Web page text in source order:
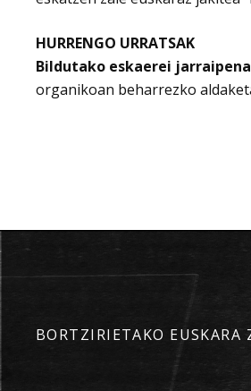
HURRENGO URRATSAK
Bildutako eskaerei
organikoan beharrezko
BORTZIRIETAKO EUSKARA